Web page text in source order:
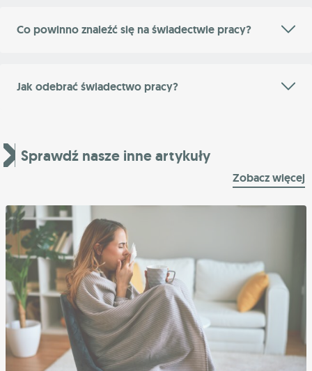
Co powinno znaleźć się na świadectwie pracy?
Jak odebrać świadectwo pracy?
Sprawdź nasze inne artykuły
Zobacz więcej